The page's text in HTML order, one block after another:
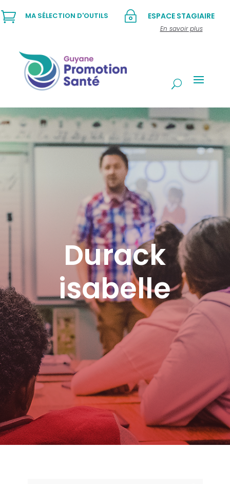
~ ESPACE STAGIAIRE
En savoir plus
 MA SÉLECTION D'OUTILS
Durack
isabelle